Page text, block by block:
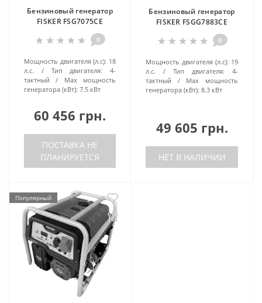
Бензиновый генератор
FISKER FSG7075CE
0
Мощность двигателя (л.с): 18
л.с.
Тип двигателя:
4-
тактный
Маx мощность
генератора (кВт): 7.5 кВт
60 456 грн.
ПОСТАВКА НЕ
ПЛАНИРУЕТСЯ
Бензиновый генератор
FISKER FSGG7883CE
0
Мощность двигателя (л.с): 19
л.с.
Тип двигателя:
4-
тактный
Маx мощность
генератора (кВт): 8.3 кВт
49 605 грн.
НЕТ В НАЛИЧИИ
Популярный